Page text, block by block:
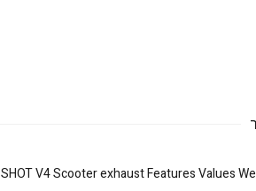
SHOT V4 Scooter exhaust Features Values